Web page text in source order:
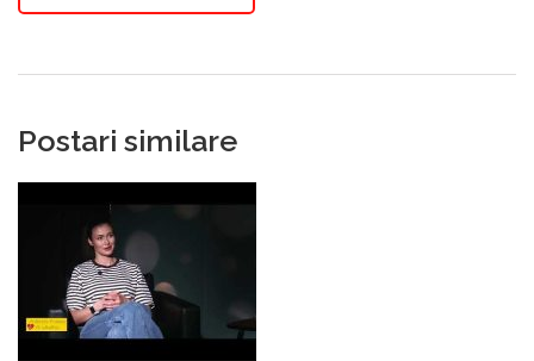
Postari similare